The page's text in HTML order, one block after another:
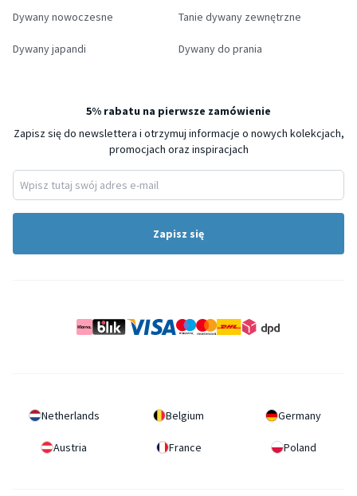
Dywany nowoczesne Tanie dywany zewnętrzne
Dywany japandi Dywany do prania
5% rabatu na pierwsze zamówienie
Zapisz się do newslettera i otrzymuj informacje o nowych kolekcjach,
promocjach oraz inspiracjach
Zapisz się
Netherlands Belgium Germany
Austria France Poland